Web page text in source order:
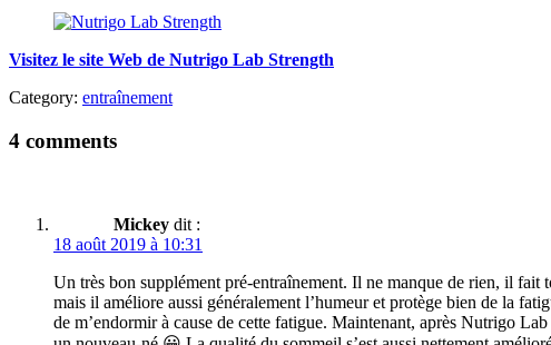
Visitez le site Web de Nutrigo Lab Strength
Category: entraînement
4 comments
Mickey dit :
18 août 2019 à 10:31
Un très bon supplément pré-entraînement. Il ne manque de rien, il fait
mais il améliore aussi généralement l’humeur et protège bien de la
de m’endormir à cause de cette fatigue. Maintenant, après Nutrigo